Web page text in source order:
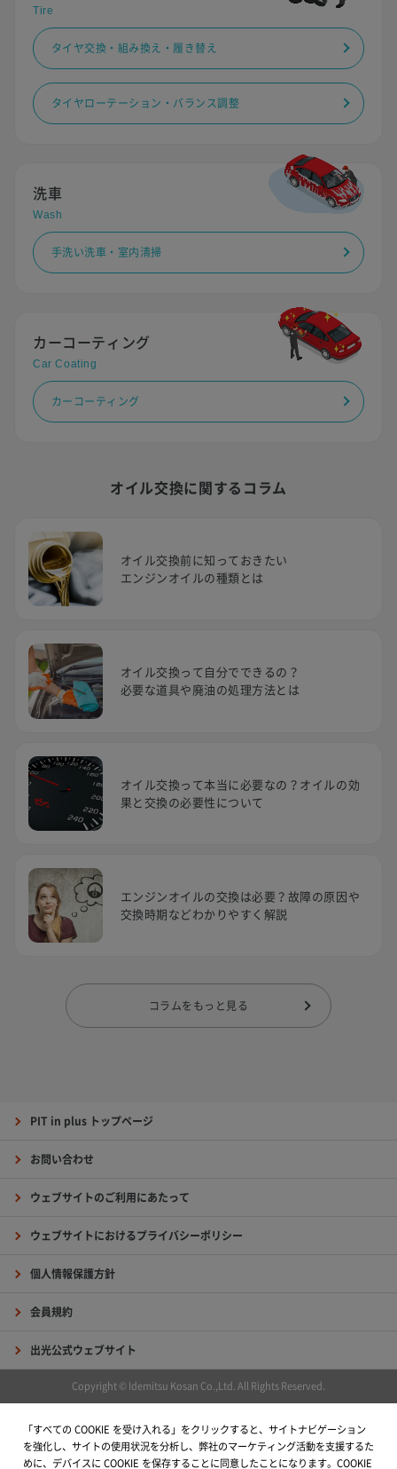
Tire
タイヤ交換・組み換え・履き替え
タイヤローテーション・バランス調整
洗車
Wash
手洗い洗車・室内清掃
カーコーティング
Car Coating
カーコーティング
オイル交換に関するコラム
オイル交換前に知っておきたい
エンジンオイルの種類とは
オイル交換って自分でできるの？
必要な道具や廃油の処理方法とは
オイル交換って本当に必要なの？オイルの効
果と交換の必要性について
エンジンオイルの交換は必要？故障の原因や
交換時期などわかりやすく解説
コラムをもっと見る
PIT in plus トップページ
お問い合わせ
ウェブサイトのご利用にあたって
ウェブサイトにおけるプライバシーポリシー
個人情報保護方針
会員規約
出光公式ウェブサイト
Copyright © Idemitsu Kosan Co.,Ltd. All Rights Reserved.
「すべての COOKIE を受け入れる」をクリックすると、サイトナビゲーション
を強化し、サイトの使用状況を分析し、弊社のマーケティング活動を支援するた
めに、デバイスに COOKIE を保存することに同意したことになります。COOKIE